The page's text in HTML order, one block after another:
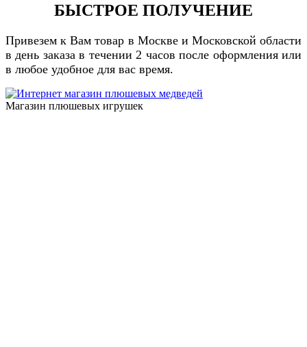
БЫСТРОЕ ПОЛУЧЕНИЕ
Привезем к Вам товар в Москве и Московской области
в день заказа в течении 2 часов после оформления или
в любое удобное для вас время.
Магазин плюшевых игрушек